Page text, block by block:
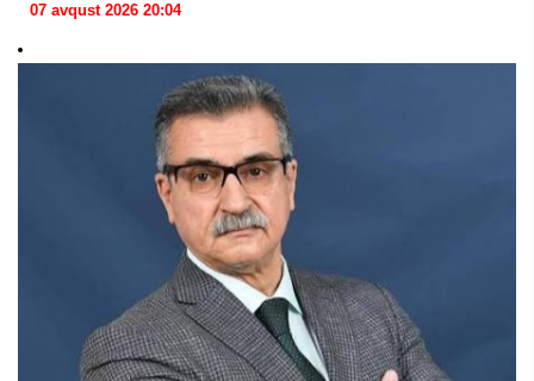
07 avqust 2026 20:04